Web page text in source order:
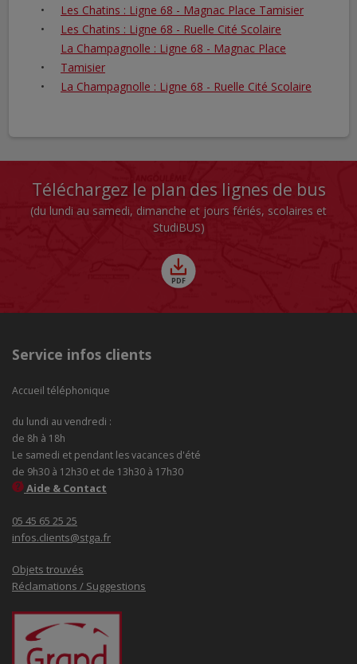
Les Chatins : Ligne 68 - Magnac Place Tamisier
Les Chatins : Ligne 68 - Ruelle Cité Scolaire
La Champagnolle : Ligne 68 - Magnac Place
Tamisier
La Champagnolle : Ligne 68 - Ruelle Cité Scolaire
Téléchargez le plan des lignes de bus
(du lundi au samedi, dimanche et jours fériés, scolaires et
StudiBUS)
Service infos clients
Accueil téléphonique
du lundi au vendredi :
de 8h à 18h
Le samedi et pendant les vacances d'été
de 9h30 à 12h30 et de 13h30 à 17h30
Aide & Contact
05 45 65 25 25
infos.clients@stga.fr
Objets trouvés
Réclamations / Suggestions